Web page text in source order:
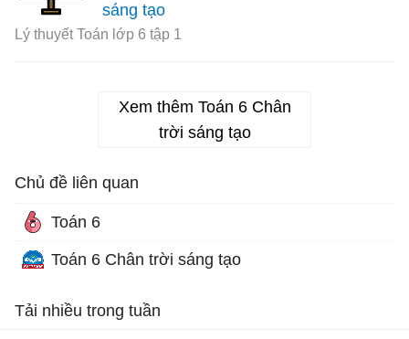
sáng tạo
Lý thuyết Toán lớp 6 tập 1
Xem thêm Toán 6 Chân
trời sáng tạo
Chủ đề liên quan
Toán 6
Toán 6 Chân trời sáng tạo
Tải nhiều trong tuần